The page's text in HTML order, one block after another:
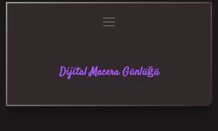
menüyü
aç
Dijital Macera Günlüğü